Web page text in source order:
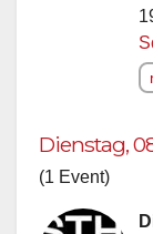
Dienstag,
(1 Event)